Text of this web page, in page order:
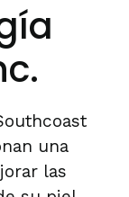
una
las